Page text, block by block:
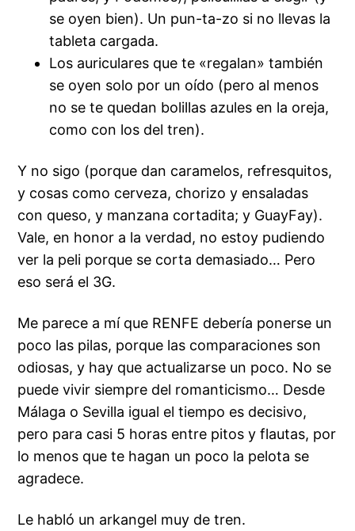
se oyen bien). Un pun-ta-zo si no llevas la
tableta cargada.
Los auriculares que te «regalan» también
se oyen solo por un oído (pero al menos
no se te quedan bolillas azules en la oreja,
como con los del tren).
Y no sigo (porque dan caramelos, refresquitos,
y cosas como cerveza, chorizo y ensaladas
con queso, y manzana cortadita; y GuayFay).
Vale, en honor a la verdad, no estoy pudiendo
ver la peli porque se corta demasiado… Pero
eso será el 3G.
Me parece a mí que RENFE debería ponerse un
poco las pilas, porque las comparaciones son
odiosas, y hay que actualizarse un poco. No se
puede vivir siempre del romanticismo… Desde
Málaga o Sevilla igual el tiempo es decisivo,
pero para casi 5 horas entre pitos y flautas, por
lo menos que te hagan un poco la pelota se
agradece.
Le habló un arkangel muy de tren.